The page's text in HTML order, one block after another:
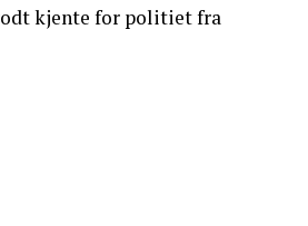
kjente for politiet fra